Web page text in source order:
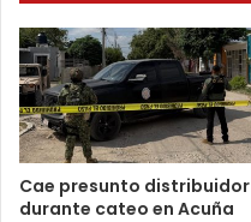
Cae presunto distribuidor
durante cateo en Acuña